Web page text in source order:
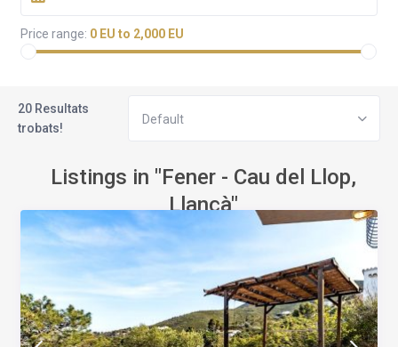
Price range: 0 EU to 2,000 EU
20 Resultats
trobats!
Default
Listings in "Fener - Cau del Llop,
Llançà"